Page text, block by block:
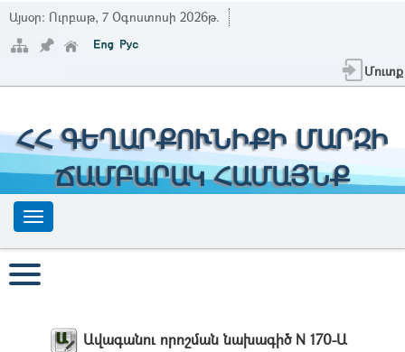
Այսօր: Ուրբաթ, 7 Օգոստոսի 2026թ.
Մուտք
ՀՀ ԳԵՂԱՐՔՈՒՆԻՔԻ ՄԱՐԶԻ
ՃԱՄԲԱՐԱԿ ՀԱՄԱՅՆՔ
Ավագանու որոշման նախագիծ N 170-Ա